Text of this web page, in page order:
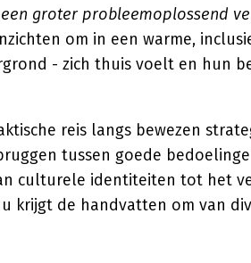
groter probleemoplossend
om in een warme,
- zich thuis voelt en hun
reis langs bewezen
tussen goede
culturele identiteiten tot het
krijgt de handvatten om van